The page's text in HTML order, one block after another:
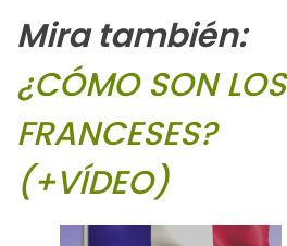
Mira también:
¿CÓMO SON LOS
FRANCESES?
(+VÍDEO)